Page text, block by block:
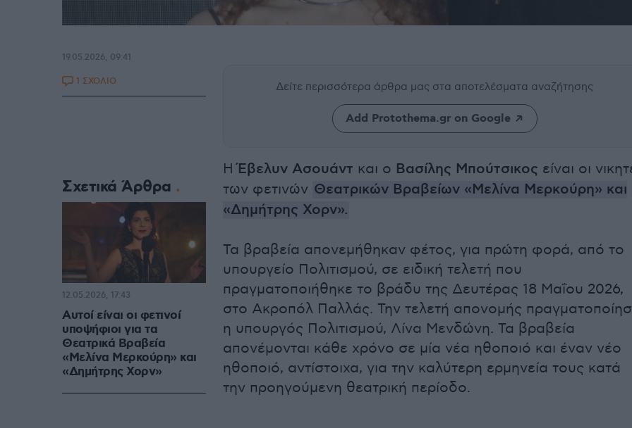
Δείτε περισσότερα άρθρα μας στα αποτελέσματα αναζήτησης
Add Protothema.gr on Google
ΗΈβελυν Ασουάντ και ο Βασίλης Μπούτσικος είναι οι
των φετινών Θεατρικών Βραβείων «Μελίνα Μερκούρη» και
«Δημήτρης Χορν».
Τα βραβεία απονεμήθηκαν φέτος, για πρώτη φορά, από το
υπουργείο Πολιτισμού, σε ειδική τελετή που
πραγματοποιήθηκε το βράδυ της Δευτέρας 18 Μαΐου 2026,
στο Ακροπόλ Παλλάς. Την τελετή απονομής
η υπουργός Πολιτισμού, Λίνα Μενδώνη. Τα βραβεία
απονέμονται κάθε χρόνο σε μία νέα ηθοποιό και έναν νέο
ηθοποιό, αντίστοιχα, για την καλύτερη ερμηνεία τους κατά
την προηγούμενη θεατρική περίοδο.
19.05.2026, 09:41
1 ΣΧΟΛΙΟ
Σχετικά Άρθρα
Αυτοί είναι οι φετινοί
υποψήφιοι για τα
Θεατρικά Βραβεία
«Μελίνα Μερκούρη» και
«Δημήτρης Χορν»
12.05.2026, 17:43